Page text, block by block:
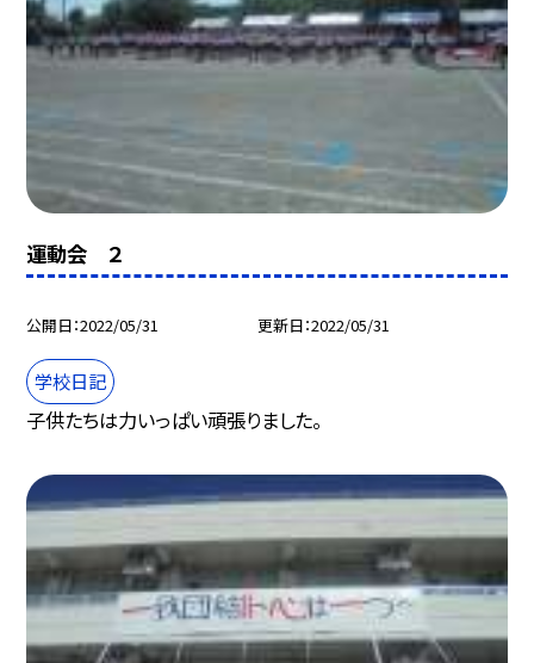
運動会 ２
公開日 2022/05/31 更新日 2022/05/31
学校日記
子供たちは力いっぱい頑張りました。